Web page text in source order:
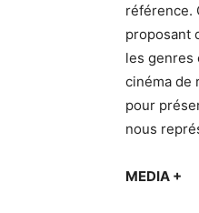
référence.
proposant
les genres
cinéma de
pour
nous
MEDIA +